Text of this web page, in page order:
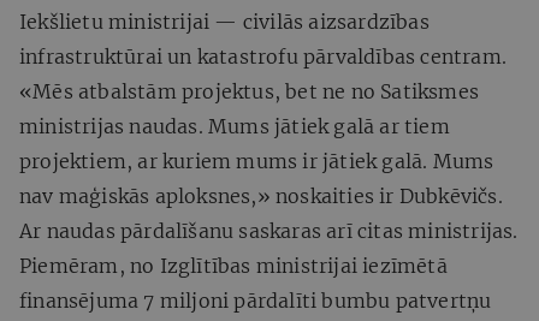
Iekšlietu ministrijai — civilās aizsardzības
infrastruktūrai un katastrofu pārvaldības centram.
«Mēs atbalstām projektus, bet ne no Satiksmes
ministrijas naudas. Mums jātiek galā ar tiem
projektiem, ar kuriem mums ir jātiek galā. Mums
nav maģiskās aploksnes,» noskaities ir Dubkēvičs.
Ar naudas pārdalīšanu saskaras arī citas ministrijas.
Piemēram, no Izglītības ministrijai iezīmētā
finansējuma 7 miljoni pārdalīti bumbu patvertņu